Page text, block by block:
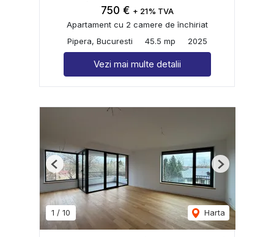
750 € + 21% TVA
Apartament cu 2 camere de închiriat
Pipera, Bucuresti
45.5 mp 2025
Vezi mai multe detalii
1 / 10 Harta
Previous Next